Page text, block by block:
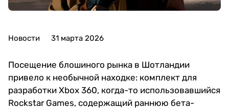
Новости 31 марта 2026
Посещение блошиного рынка в Шотландии
привело к необычной находке: комплект для
разработки Xbox 360, когда-то использовавшийся
Rockstar Games, содержащий раннюю бета-